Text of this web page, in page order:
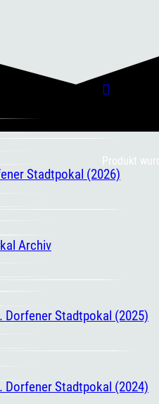
Stadtpokal (2026)
Archiv
Dorfener Stadtpokal (2025)
Dorfener Stadtpokal (2024)
Produkt